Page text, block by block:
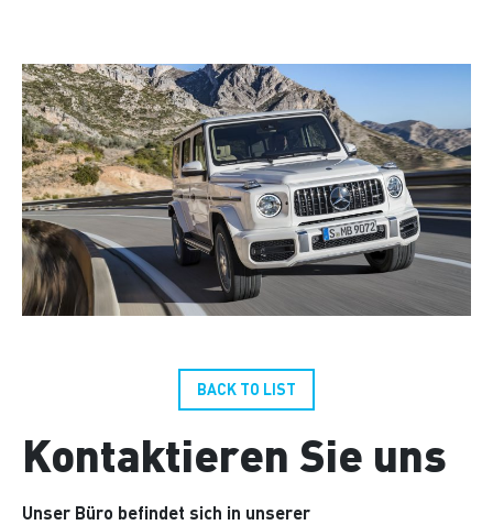
BACK TO LIST
Kontaktieren Sie uns
Unser Büro befindet sich in unserer